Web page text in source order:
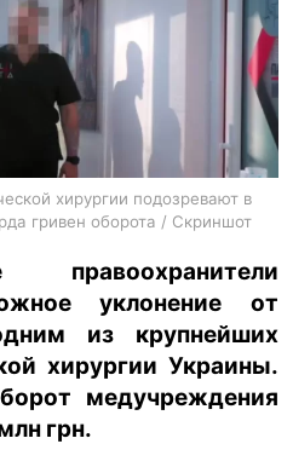
хирургии подозревают в
гривен оборота / Скриншот
уклонение от
из крупнейших
хирургии Украины.
медучреждения
грн.